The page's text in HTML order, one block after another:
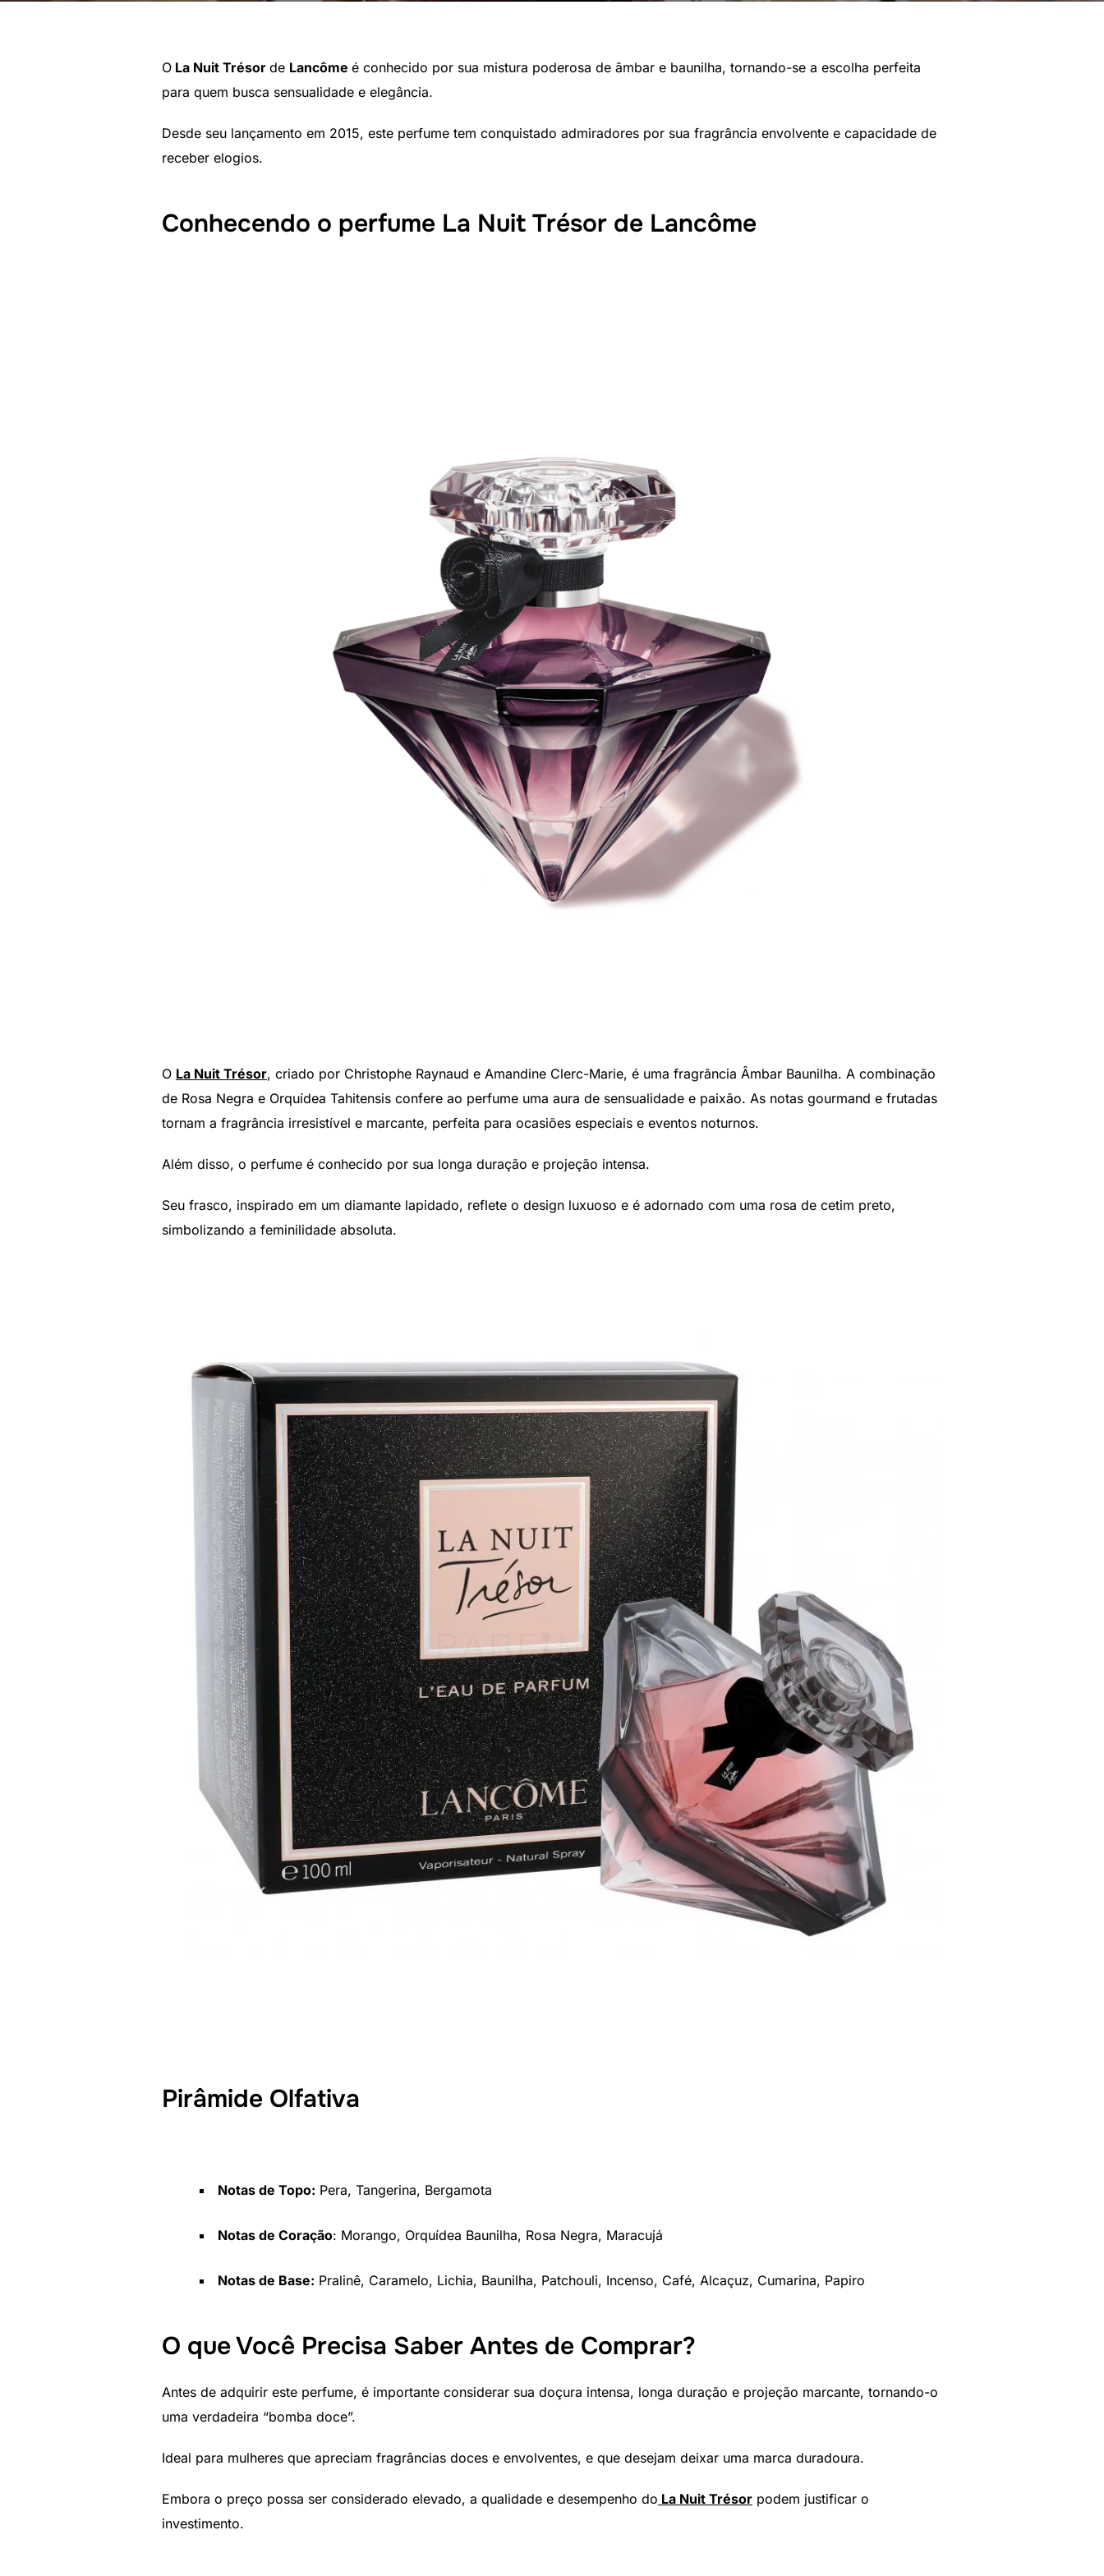
O La Nuit Trésor de Lancôme é conhecido por sua mistura poderosa de âmbar e baunilha, tornando-se a escolha perfeita
para quem busca sensualidade e elegância.
Desde seu lançamento em 2015, este perfume tem conquistado admiradores por sua fragrância envolvente e capacidade de
receber elogios.
Conhecendo o perfume La Nuit Trésor de Lancôme
O La Nuit Trésor, criado por Christophe Raynaud e Amandine Clerc-Marie, é uma fragrância Âmbar Baunilha. A combinação
de Rosa Negra e Orquídea Tahitensis confere ao perfume uma aura de sensualidade e paixão. As notas gourmand e frutadas
tornam a fragrância irresistível e marcante, perfeita para ocasiões especiais e eventos noturnos.
Além disso, o perfume é conhecido por sua longa duração e projeção intensa.
Seu frasco, inspirado em um diamante lapidado, reflete o design luxuoso e é adornado com uma rosa de cetim preto,
simbolizando a feminilidade absoluta.
Pirâmide Olfativa
Notas de Topo: Pera, Tangerina, Bergamota
Notas de Coração: Morango, Orquídea Baunilha, Rosa Negra, Maracujá
Notas de Base: Pralinê, Caramelo, Lichia, Baunilha, Patchouli, Incenso, Café, Alcaçuz, Cumarina, Papiro
O que Você Precisa Saber Antes de Comprar?
Antes de adquirir este perfume, é importante considerar sua doçura intensa, longa duração e projeção marcante, tornando-o
uma verdadeira “bomba doce”.
Ideal para mulheres que apreciam fragrâncias doces e envolventes, e que desejam deixar uma marca duradoura.
Embora o preço possa ser considerado elevado, a qualidade e desempenho do La Nuit Trésor podem justificar o
investimento.